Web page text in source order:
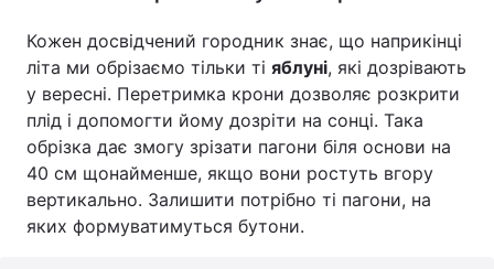
Кожен досвідчений городник знає, що наприкінці
літа ми обрізаємо тільки ті яблуні, які дозрівають
у вересні. Перетримка крони дозволяє розкрити
плід і допомогти йому дозріти на сонці. Така
обрізка дає змогу зрізати пагони біля основи на
40 см щонайменше, якщо вони ростуть вгору
вертикально. Залишити потрібно ті пагони, на
яких формуватимуться бутони.